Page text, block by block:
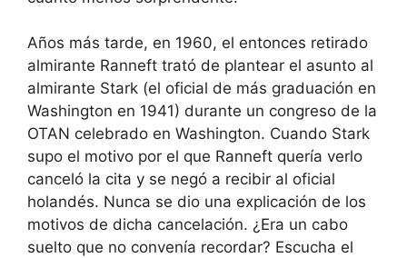
Años más tarde, en 1960, el entonces retirado
almirante Ranneft trató de plantear el asunto al
almirante Stark (el oficial de más graduación en
Washington en 1941) durante un congreso de la
OTAN celebrado en Washington. Cuando Stark
supo el motivo por el que Ranneft quería verlo
canceló la cita y se negó a recibir al oficial
holandés. Nunca se dio una explicación de los
motivos de dicha cancelación. ¿Era un cabo
suelto que no convenía recordar? Escucha el